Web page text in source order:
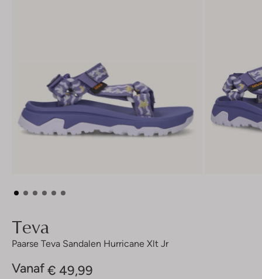
Teva
Paarse Teva Sandalen Hurricane Xlt Jr
Vanaf € 49,99